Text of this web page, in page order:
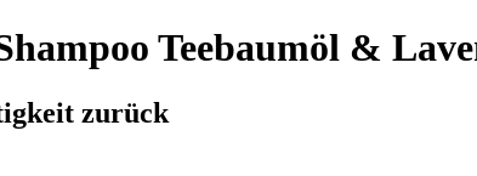
Teebaumöl &
zurück